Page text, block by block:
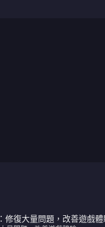
修復大量問題，改善遊戲